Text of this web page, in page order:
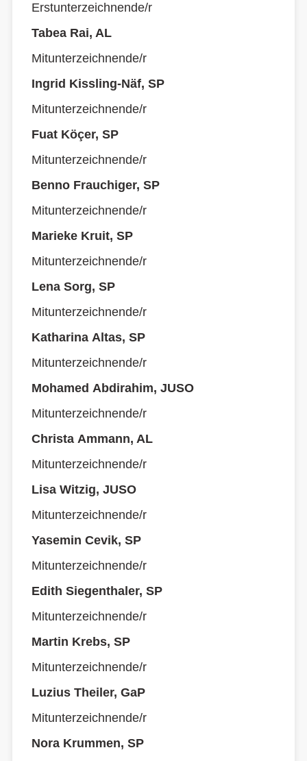
Erstunterzeichnende/r
Tabea Rai, AL
Mitunterzeichnende/r
Ingrid Kissling-Näf, SP
Mitunterzeichnende/r
Fuat Köçer, SP
Mitunterzeichnende/r
Benno Frauchiger, SP
Mitunterzeichnende/r
Marieke Kruit, SP
Mitunterzeichnende/r
Lena Sorg, SP
Mitunterzeichnende/r
Katharina Altas, SP
Mitunterzeichnende/r
Mohamed Abdirahim, JUSO
Mitunterzeichnende/r
Christa Ammann, AL
Mitunterzeichnende/r
Lisa Witzig, JUSO
Mitunterzeichnende/r
Yasemin Cevik, SP
Mitunterzeichnende/r
Edith Siegenthaler, SP
Mitunterzeichnende/r
Martin Krebs, SP
Mitunterzeichnende/r
Luzius Theiler, GaP
Mitunterzeichnende/r
Nora Krummen, SP